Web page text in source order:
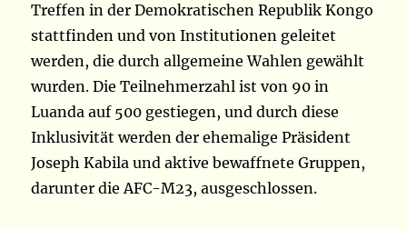
Treffen in der Demokratischen Republik Kongo
stattfinden und von Institutionen geleitet
werden, die durch allgemeine Wahlen gewählt
wurden. Die Teilnehmerzahl ist von 90 in
Luanda auf 500 gestiegen, und durch diese
Inklusivität werden der ehemalige Präsident
Joseph Kabila und aktive bewaffnete Gruppen,
darunter die AFC-M23, ausgeschlossen.